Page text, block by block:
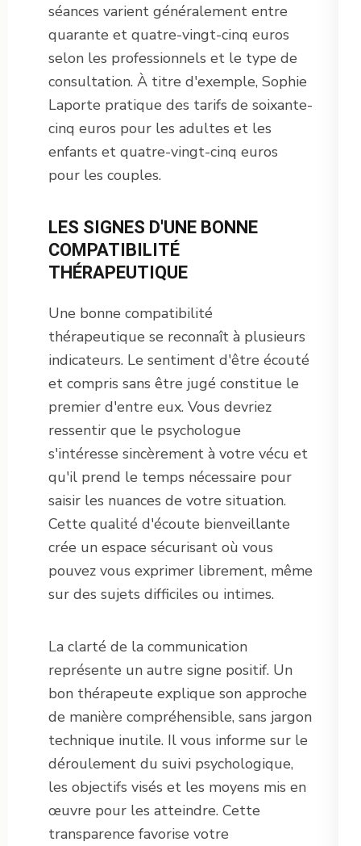
séances varient généralement entre
quarante et quatre-vingt-cinq euros
selon les professionnels et le type de
consultation. À titre d'exemple, Sophie
Laporte pratique des tarifs de soixante-
cinq euros pour les adultes et les
enfants et quatre-vingt-cinq euros
pour les couples.
LES SIGNES D'UNE BONNE
COMPATIBILITÉ
THÉRAPEUTIQUE
Une bonne compatibilité
thérapeutique se reconnaît à plusieurs
indicateurs. Le sentiment d'être écouté
et compris sans être jugé constitue le
premier d'entre eux. Vous devriez
ressentir que le psychologue
s'intéresse sincèrement à votre vécu et
qu'il prend le temps nécessaire pour
saisir les nuances de votre situation.
Cette qualité d'écoute bienveillante
crée un espace sécurisant où vous
pouvez vous exprimer librement, même
sur des sujets difficiles ou intimes.
La clarté de la communication
représente un autre signe positif. Un
bon thérapeute explique son approche
de manière compréhensible, sans jargon
technique inutile. Il vous informe sur le
déroulement du suivi psychologique,
les objectifs visés et les moyens mis en
œuvre pour les atteindre. Cette
transparence favorise votre